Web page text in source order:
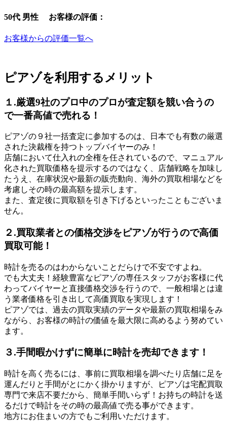
50代 男性 お客様の評価：
お客様からの評価一覧へ
ピアゾを利用するメリット
１.厳選9社のプロ中のプロが査定額を競い合うの
で一番高値で売れる！
ピアゾの９社一括査定に参加するのは、日本でも有数の厳選
された決裁権を持つトップバイヤーのみ！
店舗において仕入れの全権を任されているので、マニュアル
化された買取価格を提示するのではなく、店舗戦略を加味し
たうえ、在庫状況や最新の販売動向、海外の買取相場などを
考慮しその時の最高額を提示します。
また、査定後に買取額を引き下げるといったこともございま
せん。
２.買取業者との価格交渉をピアゾが行うので高価
買取可能！
時計を売るのはわからないことだらけで不安ですよね。
でも大丈夫！経験豊富なピアゾの専任スタッフがお客様に代
わってバイヤーと直接価格交渉を行うので、一般相場とは違
う業者価格を引き出して高価買取を実現します！
ピアゾでは、過去の買取実績のデータや最新の買取相場をみ
ながら、お客様の時計の価値を最大限に高めるよう努めてい
ます。
３.手間暇かけずに簡単に時計を売却できます！
時計を高く売るには、事前に買取相場を調べたり店舗に足を
運んだりと手間がとにかく掛かりますが、ピアゾは宅配買取
専門で来店不要だから、簡単手間いらず！お持ちの時計を送
るだけで時計をその時の最高値で売る事ができます。
地方にお住まいの方でもご利用いただけます。